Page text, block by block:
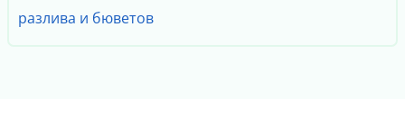
разлива и бюветов